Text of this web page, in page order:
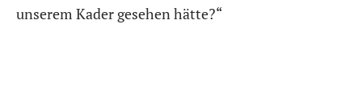
unserem Kader gesehen hätte?“